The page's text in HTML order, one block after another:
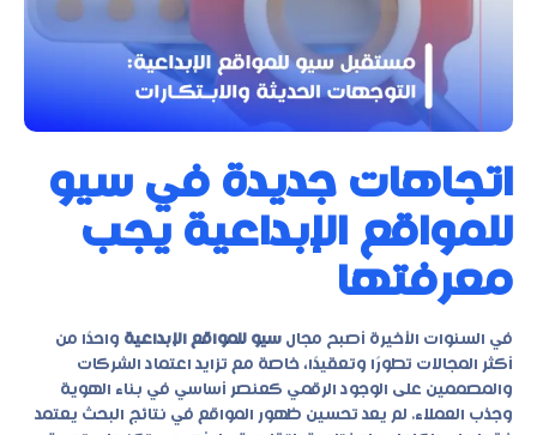
اتجاهات جديدة في سيو
للمواقع الإبداعية يجب
معرفتها
في السنوات الأخيرة أصبح مجال سيو للمواقع الإبداعية واحدًا من
أكثر المجالات تطورًا وتعقيدًا، خاصة مع تزايد اعتماد الشركات
والمصممين على الوجود الرقمي كعنصر أساسي في بناء الهوية
وجذب العملاء. لم يعد تحسين ظهور المواقع في نتائج البحث يعتمد